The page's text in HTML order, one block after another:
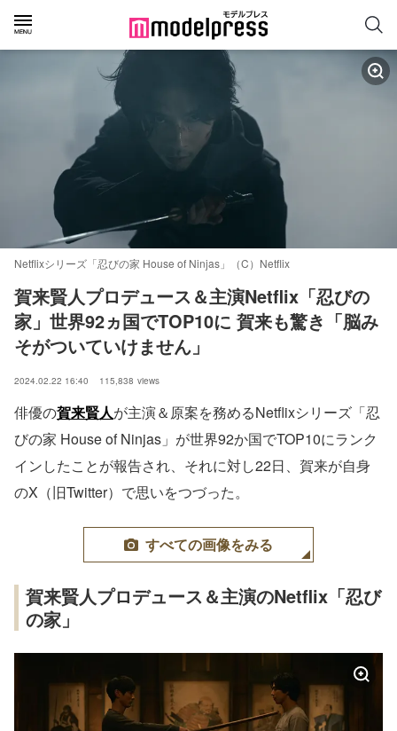
Netflixシリーズ「忍びの家 House of Ninjas」（C）Netflix
賀来賢人プロデュース＆主演Netflix「忍びの
家」世界92ヵ国でTOP10に 賀来も驚き「脳み
そがついていけません」
2024.02.22 16:40 115,838 views
俳優の賀来賢人が主演＆原案を務めるNetflixシリーズ「忍
びの家 House of Ninjas」が世界92か国でTOP10にランク
インしたことが報告され、それに対し22日、賀来が自身
のX（旧Twitter）で思いをつづった。
すべての画像をみる
賀来賢人プロデュース＆主演のNetflix「忍び
の家」